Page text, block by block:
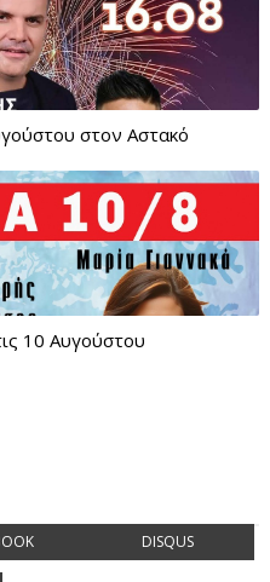
στον Αστακό
10 Αυγούστου
DISQUS